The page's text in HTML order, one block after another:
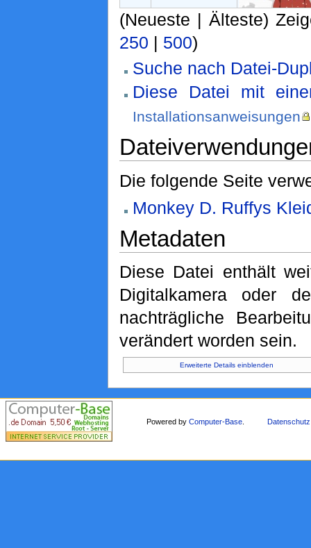
(Neueste | Älteste)
250 | 500)
Suche nach Datei-
Diese Datei mit
Installationsanweisungen
Die folgende Seite
Monkey D. Ruffys
Metadaten
Diese Datei enthält
Digitalkamera oder
nachträgliche
verändert worden sein.
Erweiterte Details einblenden
Powered byComputer-Base Datenschutz